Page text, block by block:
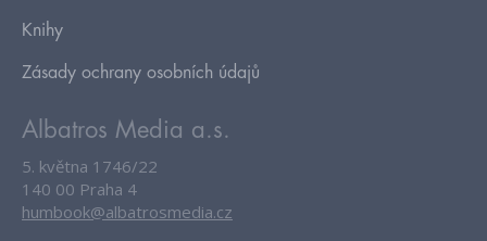
Knihy
Zásady ochrany osobních údajů
Albatros Media a.s.
5. května 1746/22
140 00 Praha 4
humbook@albatrosmedia.cz